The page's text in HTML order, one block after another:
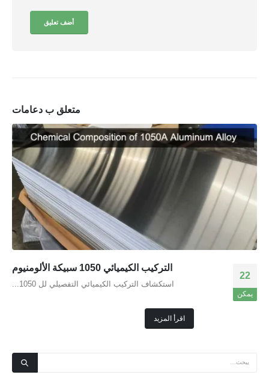
متعلق ب دعامات
22
يمكن
التركيب الكيميائي 1050 سبيكة الألومنيوم
استكشاف التركيب الكيميائي التفصيلي لل 1050...
اقرأ المزيد